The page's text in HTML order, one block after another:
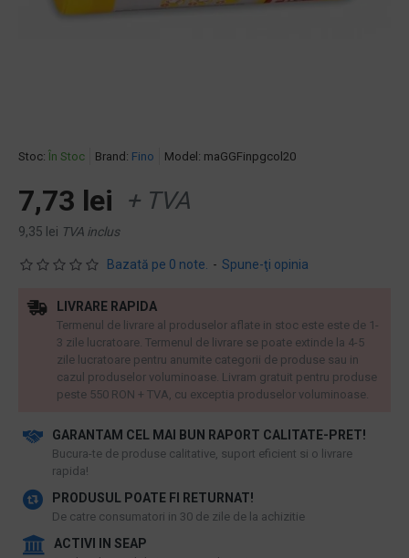
Stoc: În Stoc Brand: Fino Model: maGGFinpgcol20
Bazată pe 0 note. - Spune-ţi opinia
7,73 lei + TVA
9,35 lei TVA inclus
GARANTAM CEL MAI BUN RAPORT CALITATE-PRET!
​Bucura-te de produse calitative, suport eficient si o livrare
rapida!
PRODUSUL POATE FI RETURNAT!
De catre consumatori in 30 de zile de la achizitie
ACTIVI IN SEAP
LIVRARE RAPIDA
Termenul de livrare al produselor aflate in stoc este este de 1-
3 zile lucratoare. Termenul de livrare se poate extinde la 4-5
zile lucratoare pentru anumite categorii de produse sau in
cazul produselor voluminoase. Livram gratuit pentru produse
peste 550 RON + TVA, cu exceptia produselor voluminoase.